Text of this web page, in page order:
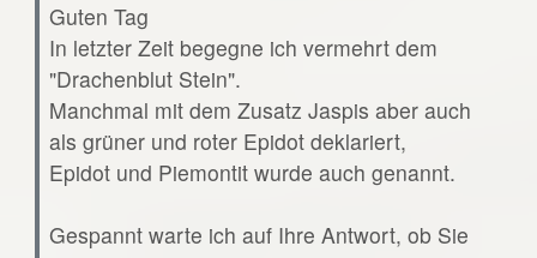
Guten Tag
In letzter Zeit begegne ich vermehrt dem
"Drachenblut Stein".
Manchmal mit dem Zusatz Jaspis aber auch
als grüner und roter Epidot deklariert,
Epidot und Piemontit wurde auch genannt.
Gespannt warte ich auf Ihre Antwort, ob Sie